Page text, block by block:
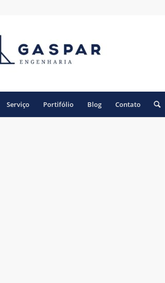
Serviço Portifólio Blog Contato